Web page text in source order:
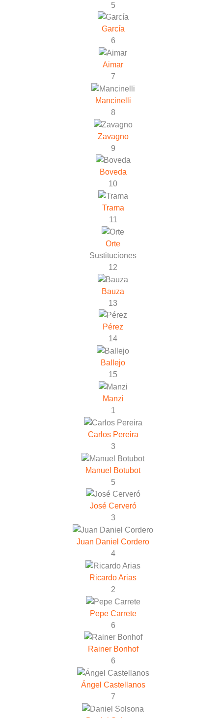
5
García
6
Aimar
7
Mancinelli
8
Zavagno
9
Boveda
10
Trama
11
Orte
Sustituciones
12
Bauza
13
Pérez
14
Ballejo
15
Manzi
1
Carlos Pereira
3
Manuel Botubot
5
José Cerveró
3
Juan Daniel Cordero
4
Ricardo Arias
2
Pepe Carrete
6
Rainer Bonhof
6
Ángel Castellanos
7